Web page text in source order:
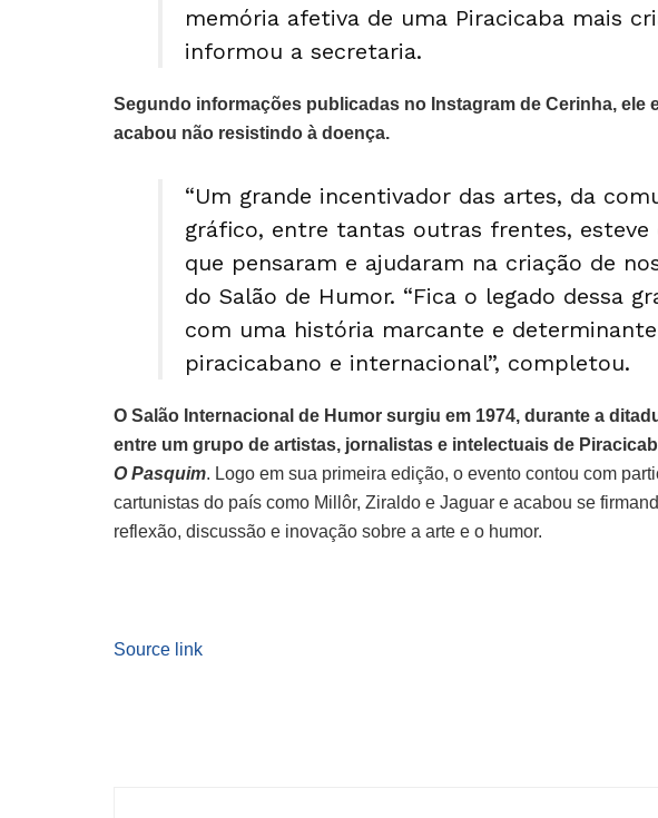
memória afetiva de uma Piracicaba mais
informou a secretaria.
Segundo informações publicadas no Instagram de Cerinha, ele
acabou não resistindo à doença.
“Um grande incentivador das artes, da
gráfico, entre tantas outras frentes, esteve
que pensaram e ajudaram na criação de
do Salão de Humor. “Fica o legado dessa
com uma história marcante e
piracicabano e internacional”, completou.
O Salão Internacional de Humor surgiu em 1974, durante a
entre um grupo de artistas, jornalistas e intelectuais de
O Pasquim. Logo em sua primeira edição, o evento contou com
cartunistas do país como Millôr, Ziraldo e Jaguar e acabou se
reflexão, discussão e inovação sobre a arte e o humor.
Source link